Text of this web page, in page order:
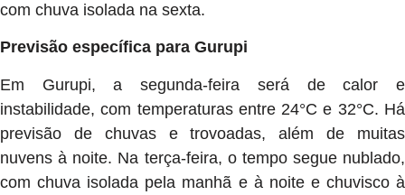
com chuva isolada na sexta.
Previsão específica para Gurupi
Em Gurupi, a segunda-feira será de calor e
instabilidade, com temperaturas entre 24°C e 32°C. Há
previsão de chuvas e trovoadas, além de muitas
nuvens à noite. Na terça-feira, o tempo segue nublado,
com chuva isolada pela manhã e à noite e chuvisco à